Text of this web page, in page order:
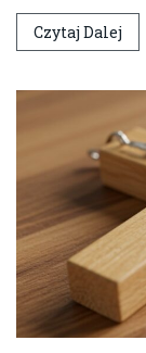
Czytaj Dalej